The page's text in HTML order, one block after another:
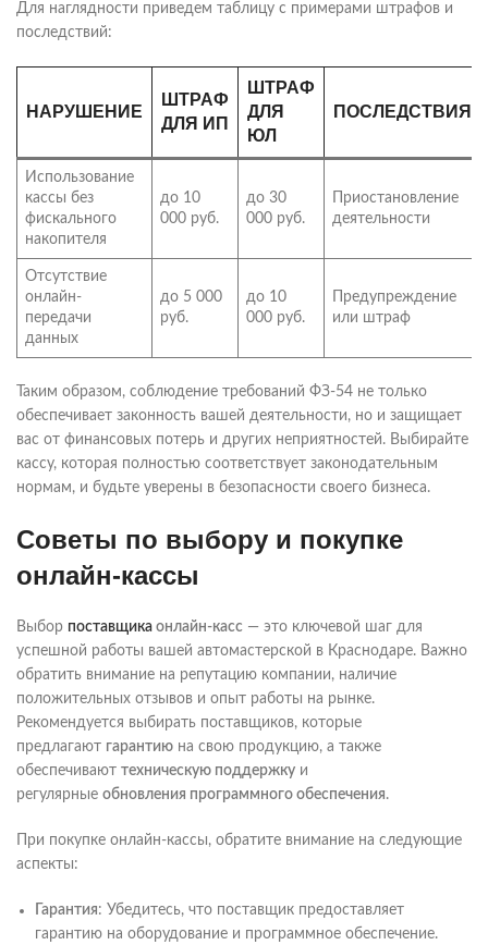
Для наглядности приведем таблицу с примерами штрафов и
последствий:
НАРУШЕНИЕ
ШТРАФ
ДЛЯ ИП
ШТРАФ
ДЛЯ
ЮЛ
ПОСЛЕДСТВИЯ
Использование
кассы без
фискального
накопителя
до 10
000 руб.
до 30
000 руб.
Приостановление
деятельности
Отсутствие
онлайн-
передачи
данных
до 5 000
руб.
до 10
000 руб.
Предупреждение
или штраф
Таким образом, соблюдение требований ФЗ-54 не только
обеспечивает законность вашей деятельности, но и защищает
вас от финансовых потерь и других неприятностей. Выбирайте
кассу, которая полностью соответствует законодательным
нормам, и будьте уверены в безопасности своего бизнеса.
Советы по выбору и покупке
онлайн-кассы
Выбор поставщика онлайн-касс — это ключевой шаг для
успешной работы вашей автомастерской в Краснодаре. Важно
обратить внимание на репутацию компании, наличие
положительных отзывов и опыт работы на рынке.
Рекомендуется выбирать поставщиков, которые
предлагают гарантию на свою продукцию, а также
обеспечивают техническую поддержку и
регулярные обновления программного обеспечения.
При покупке онлайн-кассы, обратите внимание на следующие
аспекты:
Гарантия: Убедитесь, что поставщик предоставляет
гарантию на оборудование и программное обеспечение.